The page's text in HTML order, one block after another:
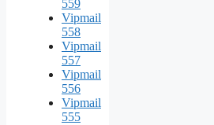
559
Vipmail
558
Vipmail
557
Vipmail
556
Vipmail
555